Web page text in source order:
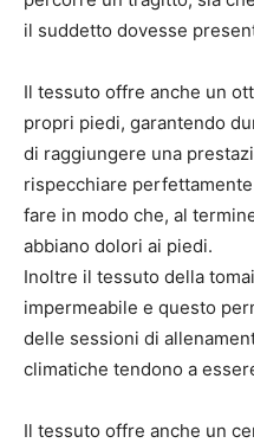
il suddetto dovesse
Il tessuto offre anche un
propri piedi, garantendo
di raggiungere una
rispecchiare
fare in modo che, al
abbiano dolori ai piedi.
Inoltre il tessuto della
impermeabile e questo
delle sessioni di
climatiche tendono a
Il tessuto offre anche un